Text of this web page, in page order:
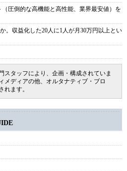
（圧倒的な高機能と高性能、業界最安値）を
。収益化した20人に1人が月30万円以上とい
スタッフにより、企画・構成されていま
メディアの他、オルタナティブ・ブロ
れます。